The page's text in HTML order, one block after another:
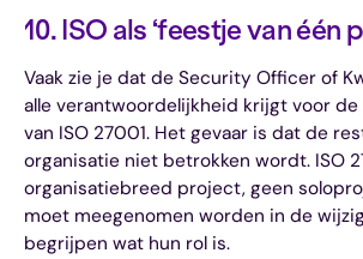
10. ISO als ‘feestje van één
Vaak zie je dat de Security Officer of
alle verantwoordelijkheid krijgt voor
van ISO 27001. Het gevaar is dat de
organisatie niet betrokken wordt. ISO
organisatiebreed project, geen
moet meegenomen worden in de
begrijpen wat hun rol is.